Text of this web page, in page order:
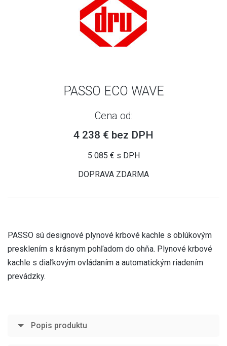
PASSO ECO WAVE
Cena od:
4 238 € bez DPH
5 085 € s DPH
DOPRAVA ZDARMA
PASSO sú designové plynové krbové kachle s oblúkovým
presklením s krásnym pohľadom do ohňa. Plynové krbové
kachle s diaľkovým ovládaním a automatickým riadením
prevádzky.
Popis produktu